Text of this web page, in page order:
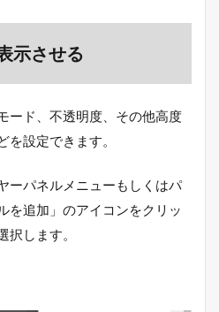
示させる
ード、不透明度、その他高度
を設定できます。
ーパネルメニューもしくはパ
を追加」のアイコンをクリッ
択します。